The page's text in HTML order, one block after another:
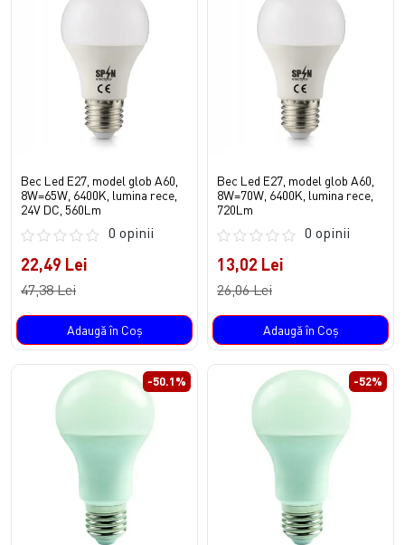
Bec Led E27, model glob A60,
8W=65W, 6400K, lumina rece,
24V DC, 560Lm
0 opinii
22,49 Lei
47,38 Lei
Adaugă în Coş
Bec Led E27, model glob A60,
8W=70W, 6400K, lumina rece,
720Lm
0 opinii
13,02 Lei
26,06 Lei
Adaugă în Coş
-50.1% -52%